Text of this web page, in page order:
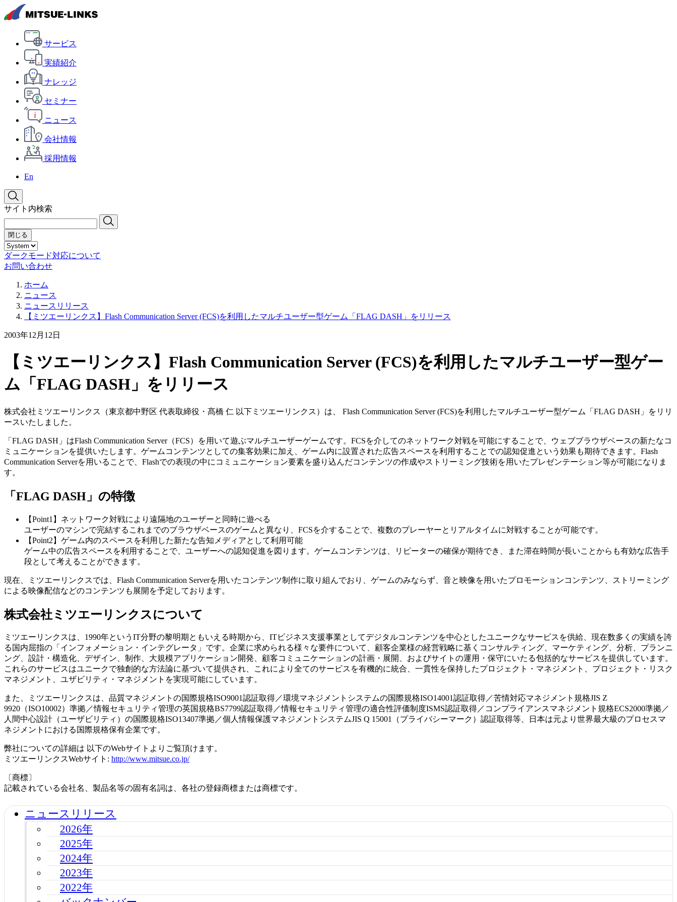
サービス
実績紹介
ナレッジ
セミナー
ニュース
会社情報
採用情報
En
サイト内検索
閉じる
ダークモード対応について
お問い合わせ
ホーム
ニュース
ニュースリリース
【ミツエーリンクス】Flash Communication Server (FCS)を利用したマルチユーザー型ゲーム「FLAG DASH」をリリース
2003年12月12日
【ミツエーリンクス】Flash Communication Server (FCS)を利用したマルチユーザー型ゲー
ム「FLAG DASH」をリリース
株式会社ミツエーリンクス（東京都中野区 代表取締役・髙橋 仁 以下ミツエーリンクス）は、 Flash Communication Server (FCS)を利用したマルチユーザー型ゲーム「FLAG DASH」をリリ
ースいたしました。
「FLAG DASH」はFlash Communication Server（FCS）を用いて遊ぶマルチユーザーゲームです。FCSを介してのネットワーク対戦を可能にすることで、ウェブブラウザベースの新たなコ
ミュニケーションを提供いたします。ゲームコンテンツとしての集客効果に加え、ゲーム内に設置された広告スペースを利用することでの認知促進という効果も期待できます。Flash
Communication Serverを用いることで、Flashでの表現の中にコミュニケーション要素を盛り込んだコンテンツの作成やストリーミング技術を用いたプレゼンテーション等が可能になりま
す。
「FLAG DASH」の特徴
【Point1】ネットワーク対戦により遠隔地のユーザーと同時に遊べる
ユーザーのマシンで完結するこれまでのブラウザベースのゲームと異なり、FCSを介することで、複数のプレーヤーとリアルタイムに対戦することが可能です。
【Point2】ゲーム内のスペースを利用した新たな告知メディアとして利用可能
ゲーム中の広告スペースを利用することで、ユーザーへの認知促進を図ります。ゲームコンテンツは、リピーターの確保が期待でき、また滞在時間が長いことからも有効な広告手
段として考えることができます。
現在、ミツエーリンクスでは、Flash Communication Serverを用いたコンテンツ制作に取り組んでおり、ゲームのみならず、音と映像を用いたプロモーションコンテンツ、ストリーミング
による映像配信などのコンテンツも展開を予定しております。
株式会社ミツエーリンクスについて
ミツエーリンクスは、1990年というIT分野の黎明期ともいえる時期から、ITビジネス支援事業としてデジタルコンテンツを中心としたユニークなサービスを供給、現在数多くの実績を誇
る国内屈指の「インフォメーション・インテグレータ」です。企業に求められる様々な要件について、顧客企業様の経営戦略に基くコンサルティング、マーケティング、分析、プランニ
ング、設計・構造化、デザイン、制作、大規模アプリケーション開発、顧客コミュニケーションの計画・展開、およびサイトの運用・保守にいたる包括的なサービスを提供しています。
これらのサービスはユニークで独創的な方法論に基づいて提供され、これにより全てのサービスを有機的に統合、一貫性を保持したプロジェクト・マネジメント、プロジェクト・リスク
マネジメント、ユザビリティ・マネジメントを実現可能にしています。
また、ミツエーリンクスは、品質マネジメントの国際規格ISO9001認証取得／環境マネジメントシステムの国際規格ISO14001認証取得／苦情対応マネジメント規格JIS Z
9920（ISO10002）準拠／情報セキュリティ管理の英国規格BS7799認証取得／情報セキュリティ管理の適合性評価制度ISMS認証取得／コンプライアンスマネジメント規格ECS2000準拠／
人間中心設計（ユーザビリティ）の国際規格ISO13407準拠／個人情報保護マネジメントシステムJIS Q 15001（プライバシーマーク）認証取得等、日本は元より世界最大級のプロセスマ
ネジメントにおける国際規格保有企業です。
弊社についての詳細は 以下のWebサイトよりご覧頂けます。
ミツエーリンクスWebサイト: http://www.mitsue.co.jp/
〔商標〕
記載されている会社名、製品名等の固有名詞は、各社の登録商標または商標です。
ニュースリリース
2026年
2025年
2024年
2023年
2022年